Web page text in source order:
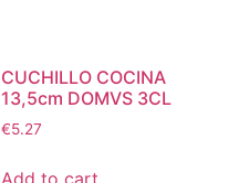
CUCHILLO COCINA
13,5cm DOMVS 3CL
€5.27
Add to cart